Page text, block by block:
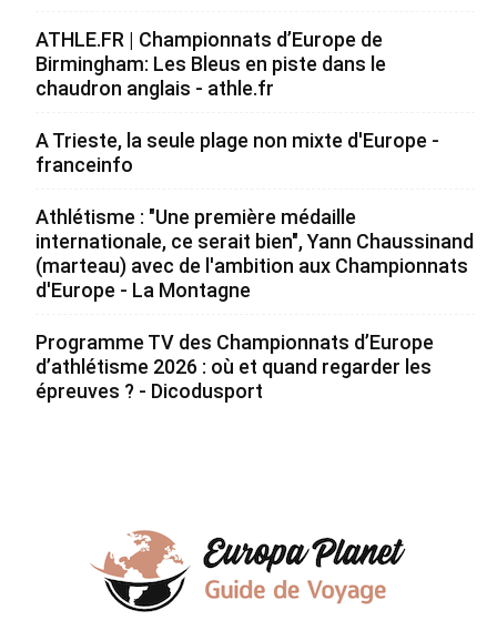
ATHLE.FR | Championnats d’Europe de
Birmingham: Les Bleus en piste dans le
chaudron anglais - athle.fr
A Trieste, la seule plage non mixte d'Europe -
franceinfo
Athlétisme : "Une première médaille
internationale, ce serait bien", Yann Chaussinand
(marteau) avec de l'ambition aux Championnats
d'Europe - La Montagne
Programme TV des Championnats d’Europe
d’athlétisme 2026 : où et quand regarder les
épreuves ? - Dicodusport